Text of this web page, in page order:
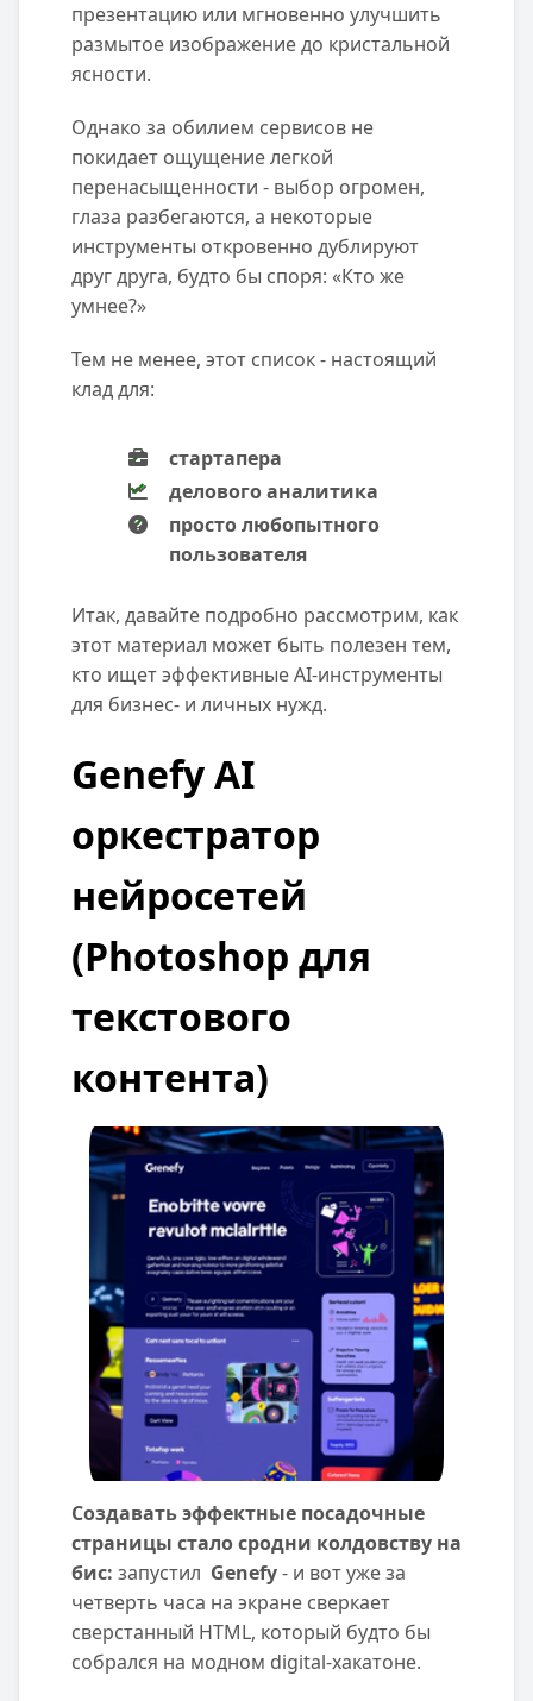
презентацию или мгновенно улучшить
размытое изображение до кристальной
ясности.
Однако за обилием сервисов не
покидает ощущение легкой
перенасыщенности - выбор огромен,
глаза разбегаются, а некоторые
инструменты откровенно дублируют
друг друга, будто бы споря: «Кто же
умнее?»
Тем не менее, этот список - настоящий
клад для:
стартапера
делового аналитика
просто любопытного
пользователя
Итак, давайте подробно рассмотрим, как
этот материал может быть полезен тем,
кто ищет эффективные AI-инструменты
для бизнес- и личных нужд.
Genefy AI
оркестратор
нейросетей
(Photoshop для
текстового
контента)
Создавать эффектные посадочные
страницы стало сродни колдовству на
бис: запустил Genefy- и вот уже за
четверть часа на экране сверкает
сверстанный HTML, который будто бы
собрался на модном digital-хакатоне.